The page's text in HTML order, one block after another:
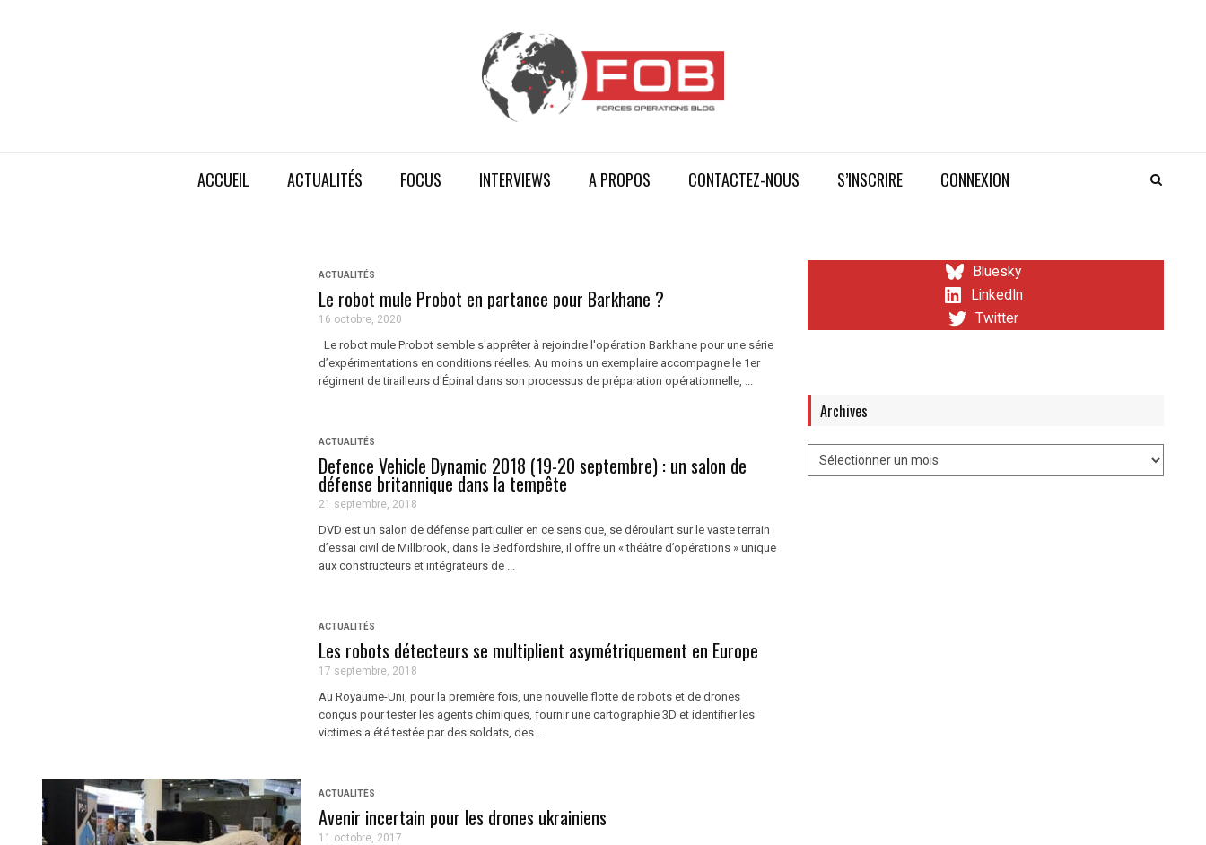
ACCUEIL ACTUALITÉS FOCUS INTERVIEWS A PROPOS CONTACTEZ-NOUS S’INSCRIRE CONNEXION
ACTUALITÉS
Le robot mule Probot en partance pour Barkhane ?
16 octobre, 2020
Le robot mule Probot semble s'apprêter à rejoindre l'opération Barkhane pour une série
d’expérimentations en conditions réelles. Au moins un exemplaire accompagne le 1er
régiment de tirailleurs d'Épinal dans son processus de préparation opérationnelle, ...
ACTUALITÉS
Defence Vehicle Dynamic 2018 (19-20 septembre) : un salon de
défense britannique dans la tempête
21 septembre, 2018
DVD est un salon de défense particulier en ce sens que, se déroulant sur le vaste terrain
d’essai civil de Millbrook, dans le Bedfordshire, il offre un « théâtre d’opérations » unique
aux constructeurs et intégrateurs de ...
ACTUALITÉS
Les robots détecteurs se multiplient asymétriquement en Europe
17 septembre, 2018
Au Royaume-Uni, pour la première fois, une nouvelle flotte de robots et de drones
conçus pour tester les agents chimiques, fournir une cartographie 3D et identifier les
victimes a été testée par des soldats, des ...
ACTUALITÉS
Avenir incertain pour les drones ukrainiens
11 octobre, 2017
Bluesky
LinkedIn
Twitter
Archives